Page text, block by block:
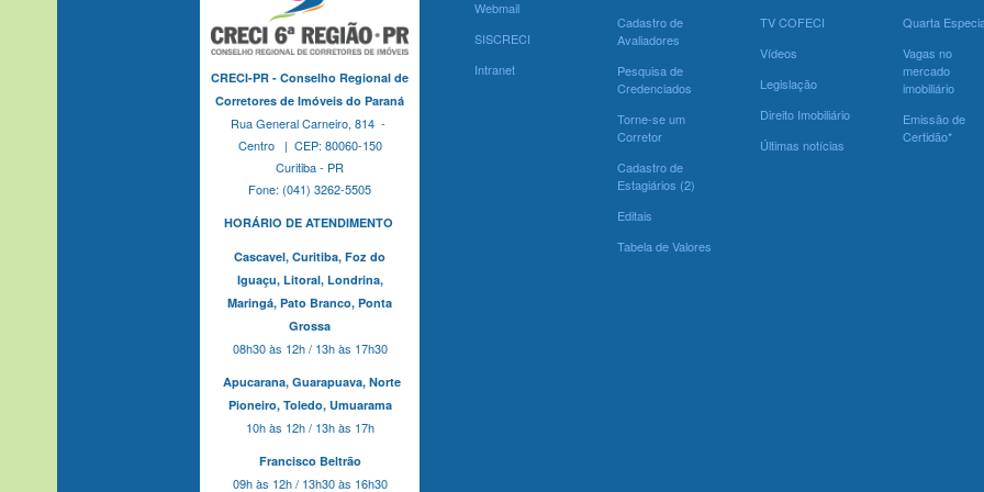
CRECI-PR - Conselho Regional de
Corretores de Imóveis do Paraná
Rua General Carneiro, 814 -
Centro | CEP: 80060-150
Curitiba - PR
Fone: (041) 3262-5505
HORÁRIO DE ATENDIMENTO
Cascavel, Curitiba, Foz do
Iguaçu, Litoral, Londrina,
Maringá, Pato Branco, Ponta
Grossa
08h30 às 12h / 13h às 17h30
Apucarana, Guarapuava, Norte
Pioneiro, Toledo, Umuarama
10h às 12h / 13h às 17h
Francisco Beltrão
09h às 12h / 13h30 às 16h30
Webmail
SISCRECI
Intranet
Cadastro de
Avaliadores
Pesquisa de
Credenciados
Torne-se um
Corretor
Cadastro de
Estagiários (2)
Editais
Tabela de Valores
TV COFECI
Vídeos
Legislação
Direito Imobiliário
Últimas notícias
Quarta
Vagas no
mercado
imobiliário
Emissão de
Certidão*